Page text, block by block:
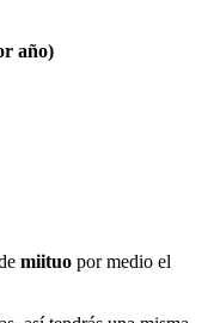
año)
miituo por medio el